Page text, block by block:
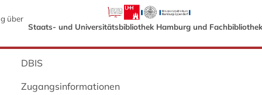
über
Staats- und Universitätsbibliothek Hamburg und
DBIS
Zugangsinformationen